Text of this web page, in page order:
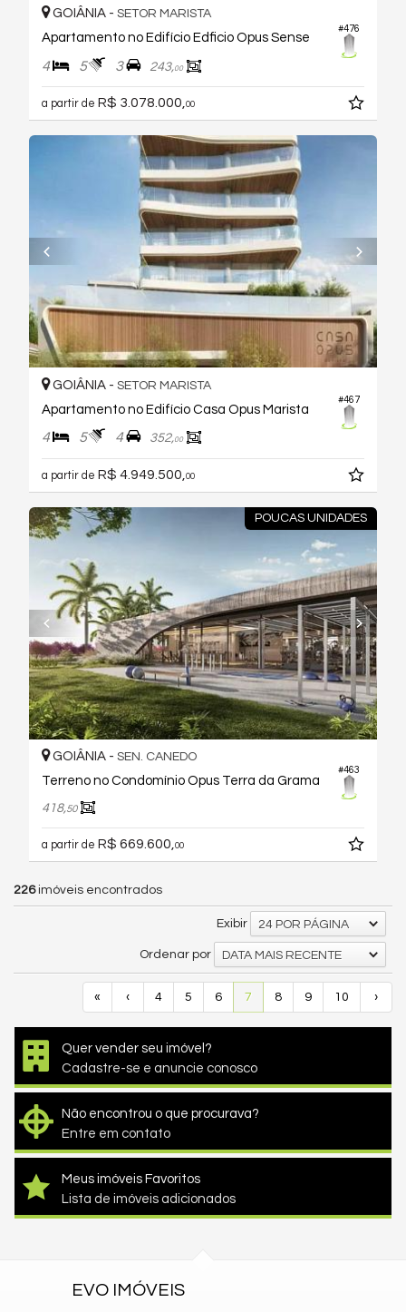
#476
GOIÂNIA - SETOR MARISTA
Apartamento no Edifício Edficio Opus Sense
4 5 3 243,00
a partir de R$ 3.078.000,00
#467
GOIÂNIA - SETOR MARISTA
Apartamento no Edifício Casa Opus Marista
4 5 4 352,00
a partir de R$ 4.949.500, 00
POUCAS UNIDADES
#463
GOIÂNIA - SEN. CANEDO
Terreno no Condomínio Opus Terra da Grama
418,50
a partir de R$ 669.600, 00
226imóveis encontrados
Exibir 24 POR PÁGINA
Ordenar por DATA MAIS RECENTE
« ‹ 4 5 6 7 8 9 10 ›
Quer vender seu imóvel?
Cadastre-se e anuncie conosco
Não encontrou o que procurava?
Entre em contato
Meus imóveis Favoritos
Lista de imóveis adicionados
EVO IMÓVEIS